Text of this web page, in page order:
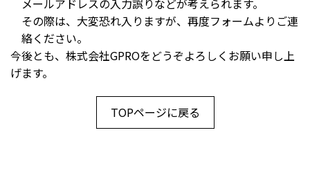
メールアドレスの入力誤りなどが考えられます。
その際は、大変恐れ入りますが、再度フォームよりご連
絡ください。
今後とも、株式会社GPROをどうぞよろしくお願い申し上
げます。
TOPページに戻る